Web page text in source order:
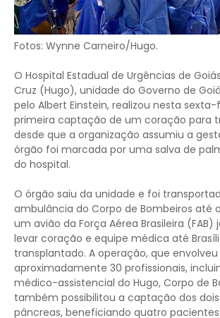
Fotos: Wynne Carneiro/Hugo.
O Hospital Estadual de Urgências de
Cruz (Hugo), unidade do Governo de
pelo Albert Einstein, realizou nesta sexta-
primeira captação de um coração para
desde que a organização assumiu a
órgão foi marcada por uma salva de
do hospital.
O órgão saiu da unidade e foi
ambulância do Corpo de Bombeiros até
um avião da Força Aérea Brasileira (FAB)
levar coração e equipe médica até
transplantado. A operação, que envolveu
aproximadamente 30 profissionais,
médico-assistencial do Hugo, Corpo de
também possibilitou a captação dos
pâncreas, beneficiando quatro